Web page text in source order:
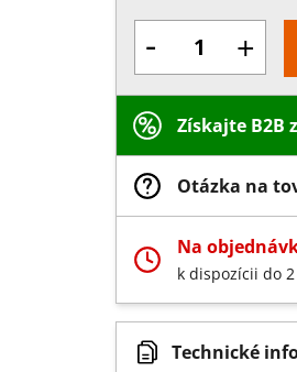
- +
Získajte B2B
Otázka na
Na
k dispozícii do
Technické